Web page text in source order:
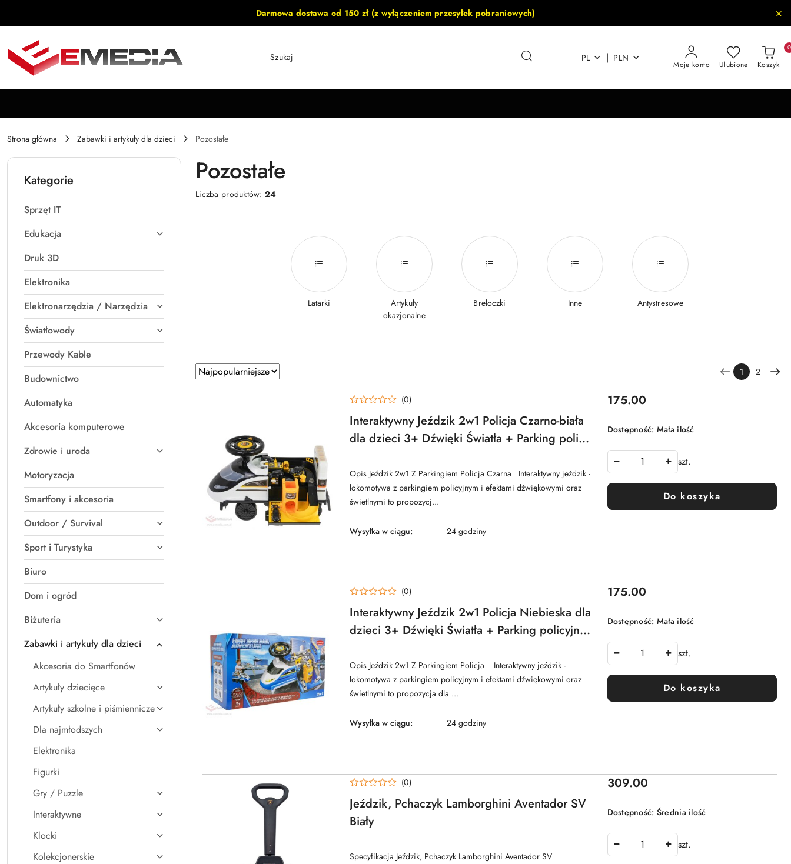
Darmowa dostawa od 150 zł (z wyłączeniem przesyłek pobraniowych)
PL | PLN
Moje konto Ulubione Koszyk
0
Strona główna Zabawki i artykuły dla dzieci Pozostałe
Kategorie
Sprzęt IT
Edukacja
Druk 3D
Elektronika
Elektronarzędzia / Narzędzia
Światłowody
Przewody Kable
Budownictwo
Automatyka
Akcesoria komputerowe
Zdrowie i uroda
Motoryzacja
Smartfony i akcesoria
Outdoor / Survival
Sport i Turystyka
Biuro
Dom i ogród
Biżuteria
Zabawki i artykuły dla dzieci
Akcesoria do Smartfonów
Artykuły dziecięce
Artykuły szkolne i piśmiennicze
Dla najmłodszych
Elektronika
Figurki
Gry / Puzzle
Interaktywne
Klocki
Kolekcjonerskie
Pozostałe
Liczba produktów:24
Latarki
Artykuły
okazjonalne
Breloczki Inne Antystresowe
Zastosowano
sortowanie:
Sortuj
według
1 2
Interaktywny Jeździk 2w1 Policja Czarno-biała
dla dzieci 3+ Dźwięki Światła + Parking policji
(0)
Opis Jeździk 2w1 Z Parkingiem Policja Czarna Interaktywny jeździk -
lokomotywa z parkingiem policyjnym i efektami dźwiękowymi oraz
świetlnymi to propozycj...
Wysyłka w ciągu: 24 godziny
Cena:
175.00
Dostępność: Mała ilość
szt.
Do koszyka
Interaktywny Jeździk 2w1 Policja Niebieska dla
dzieci 3+ Dźwięki Światła + Parking policyjny
(0)
Opis Jeździk 2w1 Z Parkingiem Policja Interaktywny jeździk -
lokomotywa z parkingiem policyjnym i efektami dźwiękowymi oraz
świetlnymi to propozycja dla ...
Wysyłka w ciągu: 24 godziny
Cena:
175.00
Dostępność: Mała ilość
szt.
Do koszyka
Jeździk, Pchaczyk Lamborghini Aventador SV
Biały
(0)
Specyfikacja Jeździk, Pchaczyk Lamborghini Aventador SV
Cena:
309.00
Dostępność: Średnia ilość
szt.